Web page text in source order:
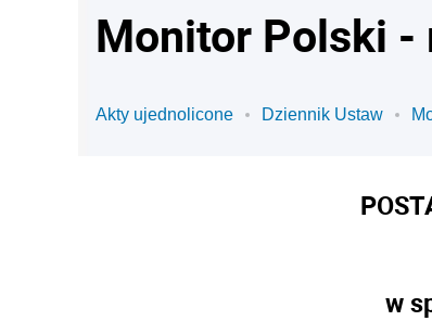
Monitor Polski -
Akty ujednolicone Dziennik Ustaw
w